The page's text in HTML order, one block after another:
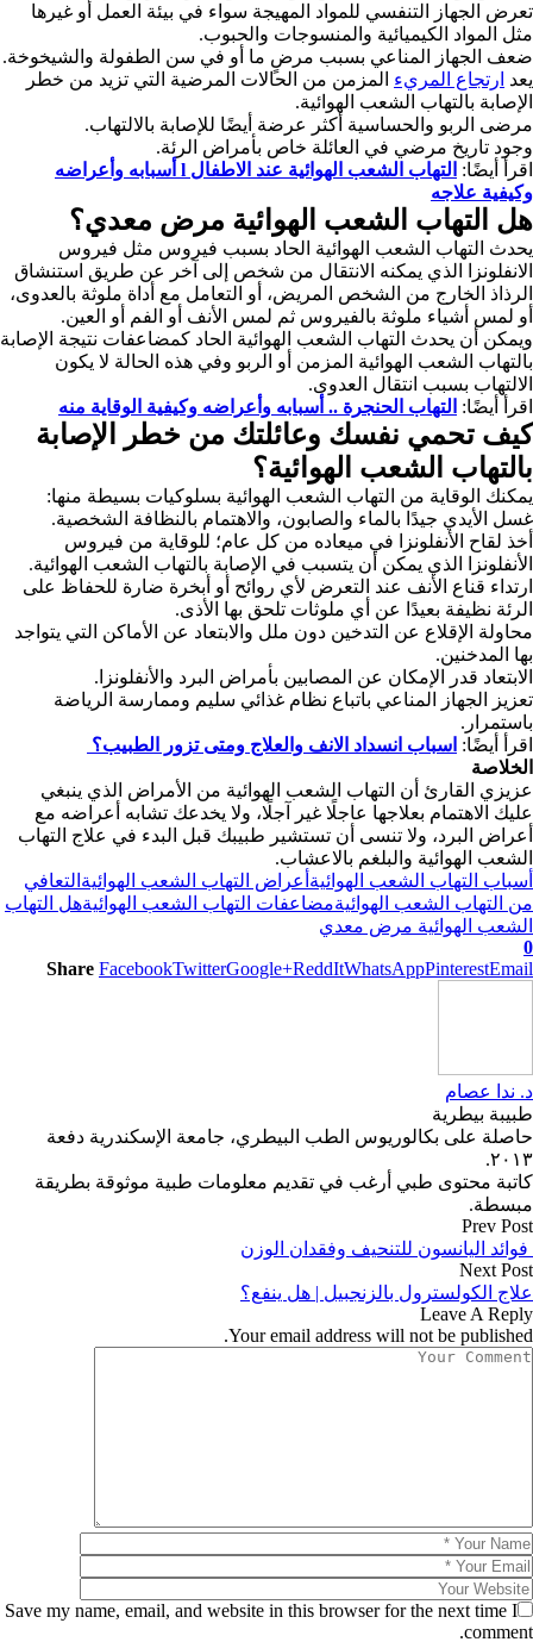
تعرض الجهاز التنفسي للمواد المهيجة سواء في بيئة العمل أو غيرها
مثل المواد الكيميائية والمنسوجات والحبوب.
ضعف الجهاز المناعي بسبب مرضٍ ما أو في سن الطفولة والشيخوخة.
يعد ارتجاع المريء المزمن من الحالات المرضية التي تزيد من خطر
الإصابة بالتهاب الشعب الهوائية.
مرضى الربو والحساسية أكثر عرضة أيضًا للإصابة بالالتهاب.
وجود تاريخ مرضي في العائلة خاص بأمراض الرئة.
اقرأ أيضًا:
التهاب الشعب الهوائية عند الاطفال l أسبابه وأعراضه
وكيفية علاجه
هل التهاب الشعب الهوائية مرض معدي؟
يحدث التهاب الشعب الهوائية الحاد بسبب فيروس مثل فيروس
الانفلونزا الذي يمكنه الانتقال من شخص إلى آخر عن طريق استنشاق
الرذاذ الخارج من الشخص المريض، أو التعامل مع أداة ملوثة بالعدوى،
أو لمس أشياء ملوثة بالفيروس ثم لمس الأنف أو الفم أو العين.
ويمكن أن يحدث التهاب الشعب الهوائية الحاد كمضاعفات نتيجة الإصابة
بالتهاب الشعب الهوائية المزمن أو الربو وفي هذه الحالة لا يكون
الالتهاب بسبب انتقال العدوى.
اقرأ أيضًا: التهاب الحنجرة .. أسبابه وأعراضه وكيفية الوقاية منه
كيف تحمي نفسك وعائلتك من خطر الإصابة
بالتهاب الشعب الهوائية؟
يمكنك الوقاية من التهاب الشعب الهوائية بسلوكيات بسيطة منها:
غسل الأيدي جيدًا بالماء والصابون، والاهتمام بالنظافة الشخصية.
أخذ لقاح الأنفلونزا في ميعاده من كل عام؛ للوقاية من فيروس
الأنفلونزا الذي يمكن أن يتسبب في الإصابة بالتهاب الشعب الهوائية.
ارتداء قناع الأنف عند التعرض لأي روائح أو أبخرة ضارة للحفاظ على
الرئة نظيفة بعيدًا عن أي ملوثات تلحق بها الأذى.
محاولة الإقلاع عن التدخين دون ملل والابتعاد عن الأماكن التي يتواجد
بها المدخنين.
الابتعاد قدر الإمكان عن المصابين بأمراض البرد والأنفلونزا.
تعزيز الجهاز المناعي باتباع نظام غذائي سليم وممارسة الرياضة
باستمرار.
اقرأ أيضًا: اسباب انسداد الانف والعلاج ومتى تزور الطبيب؟
الخلاصة
عزيزي القارئ أن التهاب الشعب الهوائية من الأمراض الذي ينبغي
عليك الاهتمام بعلاجها عاجلًا غير آجلًا، ولا يخدعك تشابه أعراضه مع
أعراض البرد، ولا تنسى أن تستشير طبيبك قبل البدء في علاج التهاب
الشعب الهوائية والبلغم بالاعشاب.
أسباب التهاب الشعب الهوائية أعراض التهاب الشعب الهوائية التعافي
من التهاب الشعب الهوائيةمضاعفات التهاب الشعب الهوائيةهل التهاب
الشعب الهوائية مرض معدي
0
Share FacebookTwitterGoogle+ReddItWhatsAppPinterestEmail
د. ندا عصام
طبيبة بيطرية
حاصلة على بكالوريوس الطب البيطري، جامعة الإسكندرية دفعة
٢٠١٣.
كاتبة محتوى طبي أرغب في تقديم معلومات طبية موثوقة بطريقة
مبسطة.
Prev Post
فوائد اليانسون للتنحيف وفقدان الوزن
Next Post
علاج الكولسترول بالزنجبيل | هل ينفع؟
Leave A Reply
Your email address will not be published.
Save my name, email, and website in this browser for the next time I
comment.